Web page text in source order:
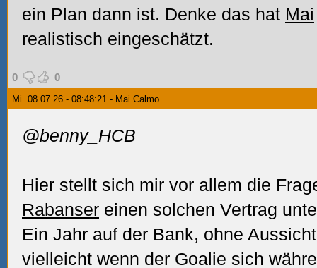
ein Plan dann ist. Denke das hat Mai
realistisch eingeschätzt.
0 0
Mi. 08.07.26 - 08:48:21 - Mai Calmo
@benny_HCB
Hier stellt sich mir vor allem die
Rabanser einen solchen Vertrag
Ein Jahr auf der Bank, ohne
vielleicht wenn der Goalie sich